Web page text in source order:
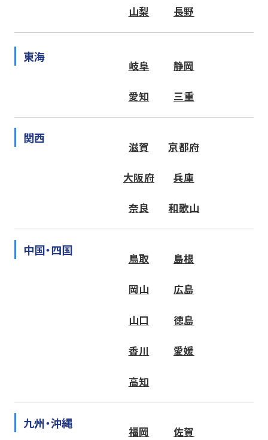
山梨 長野
東海
岐阜 静岡
愛知 三重
関西
滋賀 京都府
大阪府 兵庫
奈良 和歌山
中国・四国
鳥取 島根
岡山 広島
山口 徳島
香川 愛媛
高知
九州・沖縄
福岡 佐賀